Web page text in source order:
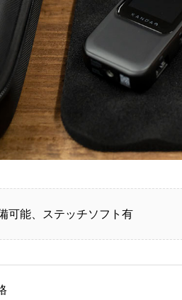
可能、ステッチソフト有